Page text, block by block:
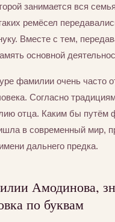
занимается вся
ремёсел
Вместе с тем,
основной
фамилии очень часто
Согласно
отца. Каким бы путём
в современный мир,
дальнего предка.
Амодинова,
по буквам